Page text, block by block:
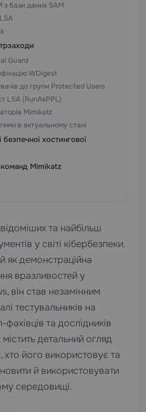
бази даних SAM
Guard
WDigest
до групи Protected Users
LSA (RunAsPPL)
Mimikatz
в актуальному стані
хостингової
Mimikatz
та найбільш
у світі кібербезпеки.
як демонстраційна
вразливостей у
він став незамінним
тестувальників на
та дослідників
детальний огляд
його використовує та
й використовувати
середовищі.